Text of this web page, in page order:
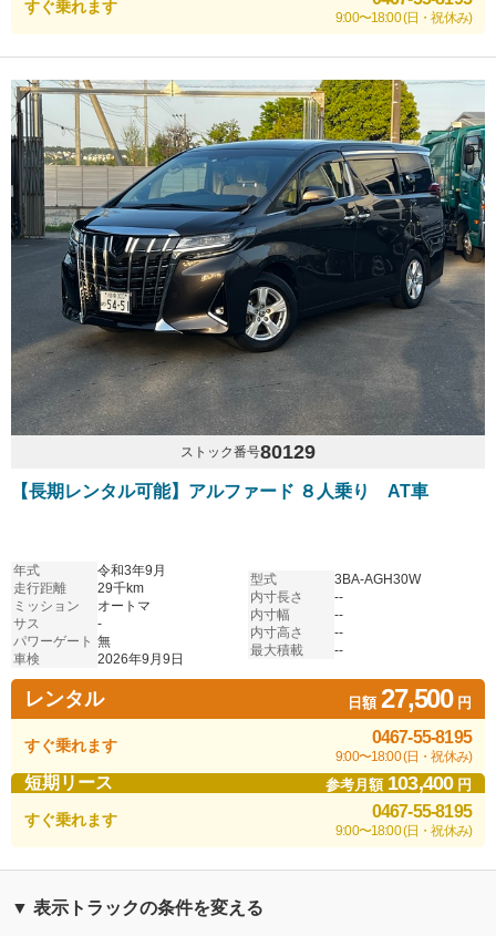
すぐ乗れます
9:00〜18:00 (日・祝休み)
ストック番号80129
【長期レンタル可能】アルファード ８人乗り AT車
年式
令和3年9月
走行距離
29千km
ミッション
オートマ
サス
-
パワーゲート 無
車検
2026年9月9日
型式
3BA-AGH30W
内寸長さ
--
内寸幅
--
内寸高さ
--
最大積載
--
レンタル 日額27,500円
すぐ乗れます 0467-55-8195
9:00〜18:00 (日・祝休み)
短期リース 参考月額 103,400円
すぐ乗れます 0467-55-8195
9:00〜18:00 (日・祝休み)
▼ 表示トラックの条件を変える